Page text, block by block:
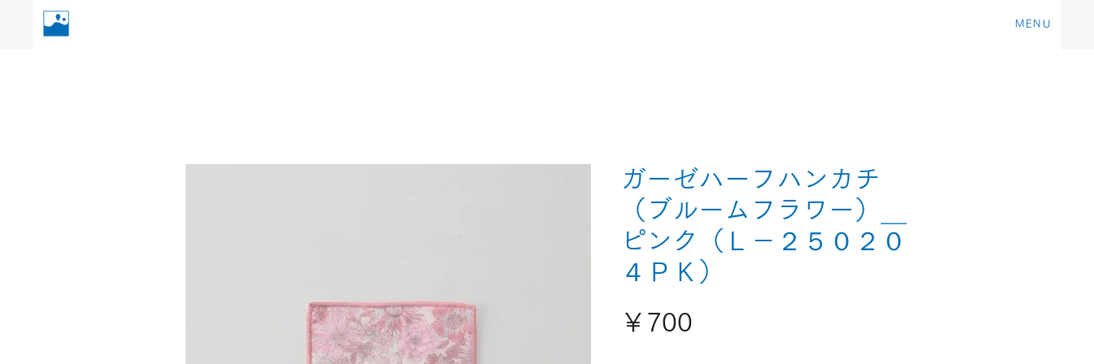
MENU
ガーゼハーフハンカチ
（ブルームフラワー）＿
ピンク（Ｌ－２５０２０
４ＰＫ）
￥700